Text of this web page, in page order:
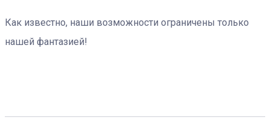
Как известно, наши возможности ограничены только
нашей фантазией!